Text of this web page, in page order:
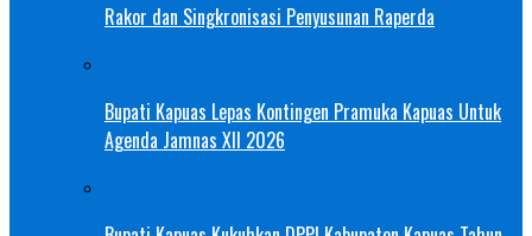
Rakor dan Singkronisasi Penyusunan Raperda
Bupati Kapuas Lepas Kontingen Pramuka Kapuas Untuk
Agenda Jamnas XII 2026